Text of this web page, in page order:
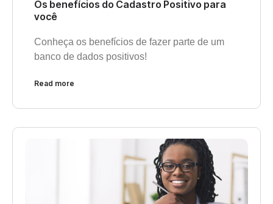
Os benefícios do Cadastro Positivo para
você
Conheça os benefícios de fazer parte de um
banco de dados positivos!
Read more